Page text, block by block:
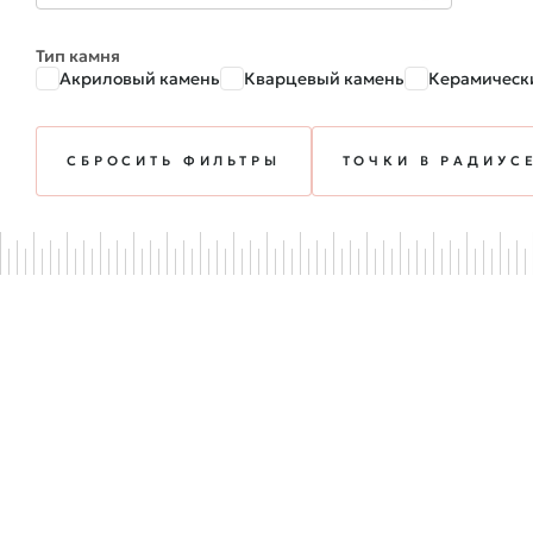
Тип камня
Акриловый камень
Кварцевый камень
СБРОСИТЬ ФИЛЬТРЫ ТОЧКИ В